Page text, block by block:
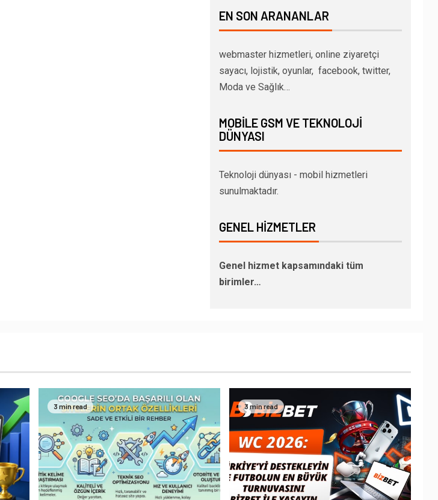
EN SON ARANANLAR
webmaster hizmetleri, online ziyaretçi
sayacı, lojistik, oyunlar, facebook, twitter,
Moda ve Sağlık…
MOBILE GSM VE TEKNOLOJI
DÜNYASI
Teknoloji dünyası - mobil hizmetleri
sunulmaktadır.
GENEL HIZMETLER
Genel hizmet kapsamındaki tüm
birimler…
3 min read 3 min read